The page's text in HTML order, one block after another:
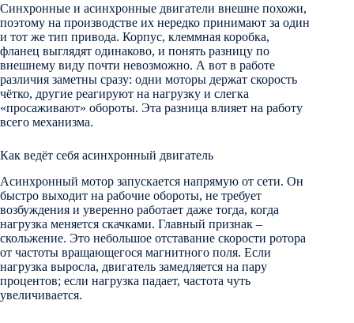
Синхронные и асинхронные двигатели внешне похожи,
поэтому на производстве их нередко принимают за один
и тот же тип привода. Корпус, клеммная коробка,
фланец выглядят одинаково, и понять разницу по
внешнему виду почти невозможно. А вот в работе
различия заметны сразу: одни моторы держат скорость
чётко, другие реагируют на нагрузку и слегка
«просаживают» обороты. Эта разница влияет на работу
всего механизма.
Как ведёт себя асинхронный двигатель
Асинхронный мотор запускается напрямую от сети. Он
быстро выходит на рабочие обороты, не требует
возбуждения и уверенно работает даже тогда, когда
нагрузка меняется скачками. Главный признак –
скольжение. Это небольшое отставание скорости ротора
от частоты вращающегося магнитного поля. Если
нагрузка выросла, двигатель замедляется на пару
процентов; если нагрузка падает, частота чуть
увеличивается.